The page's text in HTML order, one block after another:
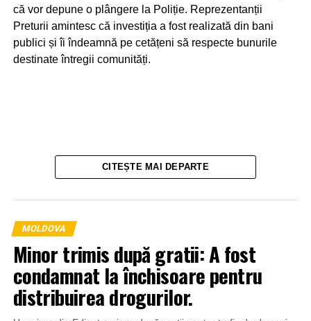
că vor depune o plângere la Poliție. Reprezentanții
Preturii amintesc că investiția a fost realizată din bani
publici și îi îndeamnă pe cetățeni să respecte bunurile
destinate întregii comunități.
CITEȘTE MAI DEPARTE
MOLDOVA
Minor trimis după gratii: A fost
condamnat la închisoare pentru
distribuirea drogurilor.